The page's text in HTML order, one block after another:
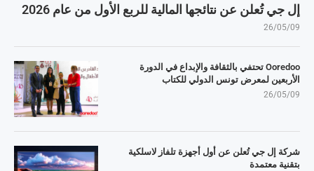
إل جي تُعلن عن نتائجها المالية للربع الأول من عام 2026
26/05/09
Ooredoo تحتفي بالثقافة والإبداع في الدورة
الأربعين لمعرض تونس الدولي للكتاب
26/05/09
شركة إل جي تُعلن عن أول أجهزة تلفاز لاسلكية
بتقنية معتمدة